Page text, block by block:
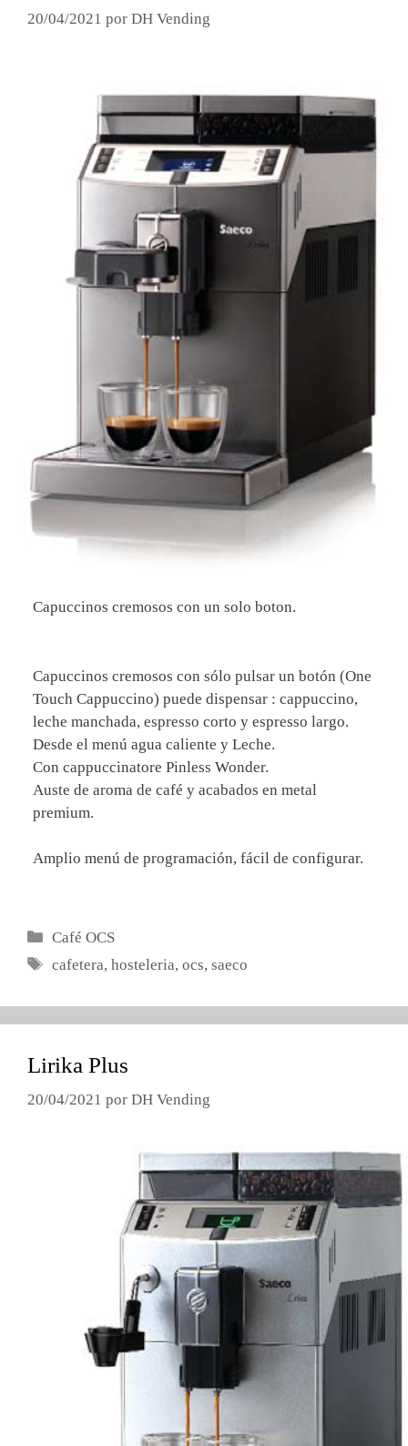
20/04/2021 por DH Vending
Capuccinos cremosos con un solo boton.
Capuccinos cremosos con sólo pulsar un botón (One
Touch Cappuccino) puede dispensar : cappuccino,
leche manchada, espresso corto y espresso largo.
Desde el menú agua caliente y Leche.
Con cappuccinatore Pinless Wonder.
Auste de aroma de café y acabados en metal
premium.
Amplio menú de programación, fácil de configurar.
Categorías
Café OCS
Etiquetas
cafetera,hosteleria,ocs,saeco
Lirika Plus
20/04/2021 por DH Vending